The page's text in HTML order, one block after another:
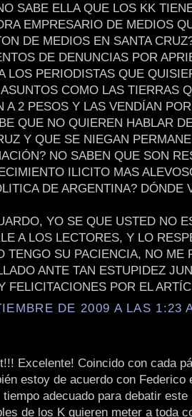
SABE ELLA QUE LOS KK
EMPRESARIO DE MEDIOS
DE MEDIOS EN SANTA
DE DENUNCIAS POR
LOS PERIODISTAS QUE
COMO LAS TIERRAS
A 2 PESOS Y LAS VENDÍAN
QUE NO QUIEREN HABLAR
Y QUE SE NIEGAN
NO SABEN QUE SON
ILICITO MAS
DE ARGENTINA? DÓNDE
YO SE QUE USTED NO
A LOS LECTORES, Y LO
TENGO SU PACIENCIA, NO ME
ANTE TAN ESTUPIDEZ
FELICITACIONES POR EL
DE 2009 A LAS 1:23
Excelente! Coincido con cada
estoy de acuerdo con Federico
adecuado para debatir este
de los K quieren meter a toda